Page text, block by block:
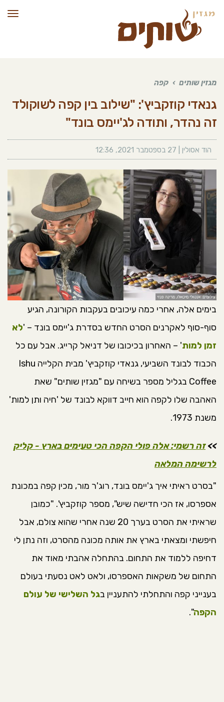
מגזין שותים › קפה
גנאדי קוזקביץ': "שילוב בין קפה לשוקולד
זה נהדר, ותודה לג'יימס בונד"
הוד אסולין 27 בספטמבר 2021 ,
12:36
בימים אלה, אחרי כמה עיכובים בעקבות הקורונה, הגיע
סוף-סוף לאקרנים הסרט החדש בסדרת ג'יימס בונד – 'לא
זמן למות' – האחרון בכיכובו של דניאל קרייג. אבל עם כל
הכבוד לבונד השביעי, גנאדי קוזקביץ' מבית הקלייה Ishu
Coffee בגליל מספר בשיחה עם "מגזין שותים" שאת
האהבה שלו לקפה הוא חייב דווקא לבונד של 'חיה ותן למות'
משנת 1973.
>>זה רשמי: אלה פולי הקפה הכי טעימים בארץ - קליק
לרשימה המלאה
"בסרט ראיתי איך ג'יימס בונד, רוג'ר מור, מכין קפה במכונת
אספרסו, אז הכי חדישה שיש", מספר קוזקביץ'. "כמובן
שראיתי את הסרט בערך 20 שנה אחרי שהוא צולם, אבל
חיפשתי ומצאתי בארץ את אותה מכונה מהסרט, וזה נתן לי
דחיפה ללמוד את התחום. בהתחלה אהבתי מאוד את
התחום של משקאות האספרסו, ולאט לאט נסעתי בעולם
בענייני קפה והתחלתי להתעניין בגל השלישי של עולם
הקפה".